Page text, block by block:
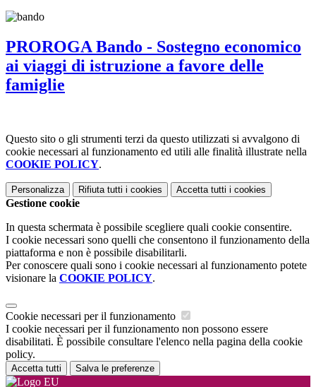
PROROGA Bando - Sostegno economico
ai viaggi di istruzione a favore delle
famiglie
Questo sito o gli strumenti terzi da questo utilizzati si avvalgono di
cookie necessari al funzionamento ed utili alle finalità illustrate nella
COOKIE POLICY.
Personalizza Rifiuta tutti i cookies Accetta tutti i cookies
Gestione cookie
In questa schermata è possibile scegliere quali cookie consentire.
I cookie necessari sono quelli che consentono il funzionamento della
piattaforma e non è possibile disabilitarli.
Per conoscere quali sono i cookie necessari al funzionamento potete
visionare la COOKIE POLICY.
Cookie necessari per il funzionamento
I cookie necessari per il funzionamento non possono essere
disabilitati. È possibile consultare l'elenco nella pagina della cookie
policy.
Accetta tutti Salva le preferenze